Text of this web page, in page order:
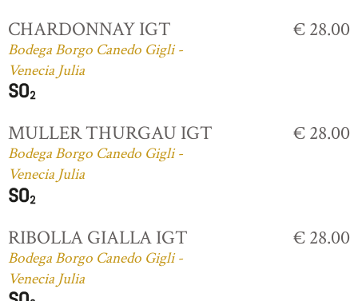
CHARDONNAY IGT
Bodega Borgo Canedo Gigli -
Venecia Julia
€ 28.00
MULLER THURGAU IGT
Bodega Borgo Canedo Gigli -
Venecia Julia
€ 28.00
RIBOLLA GIALLA IGT
Bodega Borgo Canedo Gigli -
Venecia Julia
€ 28.00